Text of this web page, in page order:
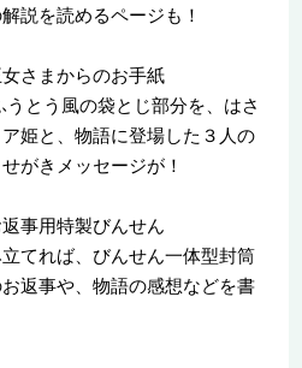
説を読めるページも！
さまからのお手紙
とう風の袋とじ部分を、はさ
姫と、物語に登場した３人の
がきメッセージが！
事用特製びんせん
てれば、びんせん一体型封筒
返事や、物語の感想などを書